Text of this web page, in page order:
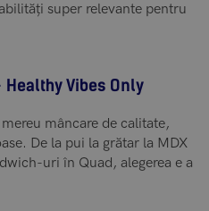
super relevante pentru
Vibes Only
mâncare de calitate,
De la pui la grătar la MDX
uri în Quad, alegerea e a